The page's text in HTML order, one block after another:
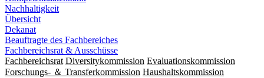
Nachhaltigkeit
Übersicht
Dekanat
Beauftragte des Fachbereiches
Fachbereichsrat & Ausschüsse
Fachbereichsrat Diversitykommission Evaluationskommission
Forschungs- ＆ Transferkommission Haushaltskommission